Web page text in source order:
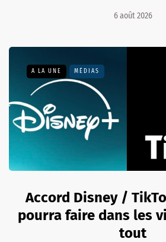
6 août 2026
A LA UNE MÉDIAS
Accord Disney /
pourra faire dans les
tout